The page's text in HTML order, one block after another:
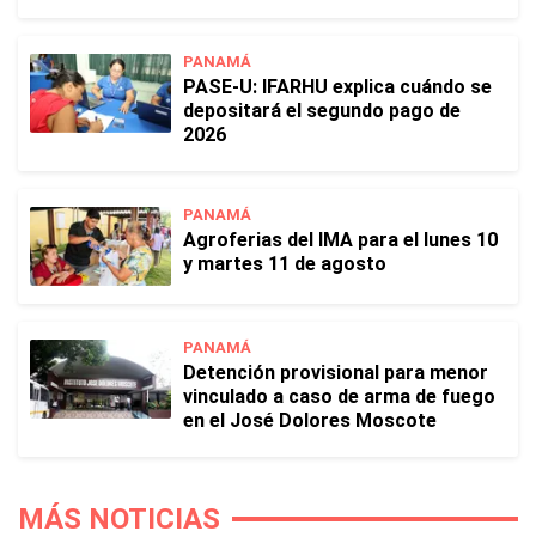
PANAMÁ
PASE-U: IFARHU explica cuándo se
depositará el segundo pago de
2026
PANAMÁ
Agroferias del IMA para el lunes 10
y martes 11 de agosto
PANAMÁ
Detención provisional para menor
vinculado a caso de arma de fuego
en el José Dolores Moscote
MÁS NOTICIAS